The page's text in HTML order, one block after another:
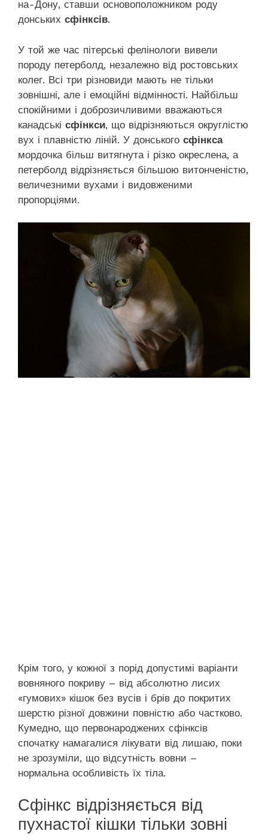
на-Дону, ставши основоположником роду
донських сфінксів.
У той же час пітерські фелінологи вивели
породу петерболд, незалежно від ростовських
колег. Всі три різновиди мають не тільки
зовнішні, але і емоційні відмінності. Найбільш
спокійними і доброзичливими вважаються
канадські сфінкси, що відрізняються округлістю
вух і плавністю ліній. У донського сфінкса
мордочка більш витягнута і різко окреслена, а
петерболд відрізняється більшою витонченістю,
величезними вухами і видовженими
пропорціями.
Крім того, у кожної з порід допустимі варіанти
вовняного покриву – від абсолютно лисих
«гумових» кішок без вусів і брів до покритих
шерстю різної довжини повністю або частково.
Кумедно, що первонароджених сфінксів
спочатку намагалися лікувати від лишаю, поки
не зрозуміли, що відсутність вовни –
нормальна особливість їх тіла.
Сфінкс відрізняється від
пухнастої кішки тільки зовні